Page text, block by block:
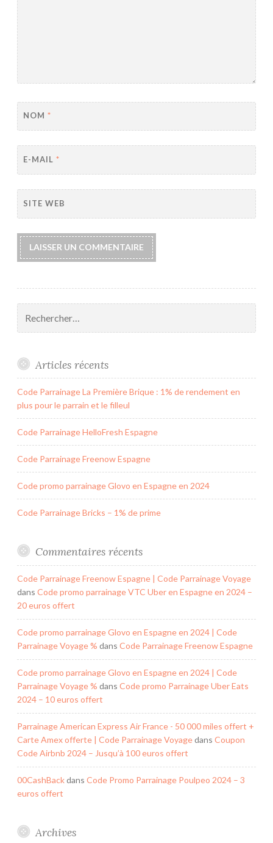
NOM *
E-MAIL *
SITE WEB
Articles récents
Code Parrainage La Première Brique : 1% de rendement en
plus pour le parrain et le filleul
Code Parrainage HelloFresh Espagne
Code Parrainage Freenow Espagne
Code promo parrainage Glovo en Espagne en 2024
Code Parrainage Bricks – 1% de prime
Commentaires récents
Code Parrainage Freenow Espagne | Code Parrainage Voyage
dans Code promo parrainage VTC Uber en Espagne en 2024 –
20 euros offert
Code promo parrainage Glovo en Espagne en 2024 | Code
Parrainage Voyage % dans Code Parrainage Freenow Espagne
Code promo parrainage Glovo en Espagne en 2024 | Code
Parrainage Voyage % dans Code promo Parrainage Uber Eats
2024 – 10 euros offert
Parrainage American Express Air France - 50 000 miles offert +
Carte Amex offerte | Code Parrainage Voyagedans Coupon
Code Airbnb 2024 – Jusqu’à 100 euros offert
00CashBackdans Code Promo Parrainage Poulpeo 2024 – 3
euros offert
Archives